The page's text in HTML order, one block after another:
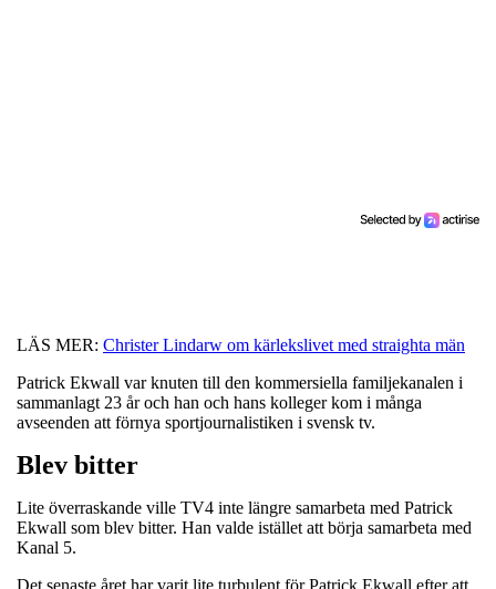
LÄS MER: Christer Lindarw om kärlekslivet med straighta män
Patrick Ekwall var knuten till den kommersiella familjekanalen i
sammanlagt 23 år och han och hans kolleger kom i många
avseenden att förnya sportjournalistiken i svensk tv.
Blev bitter
Lite överraskande ville TV4 inte längre samarbeta med Patrick
Ekwall som blev bitter. Han valde istället att börja samarbeta med
Kanal 5.
Det senaste året har varit lite turbulent för Patrick Ekwall efter att